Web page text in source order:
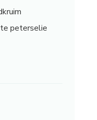
peterselie